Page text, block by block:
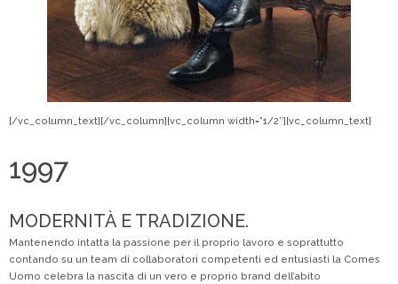
[/vc_column_text][/vc_column][vc_column width=”1/2″][vc_column_text]
1997
MODERNITÀ E TRADIZIONE.
Mantenendo intatta la passione per il proprio lavoro e soprattutto
contando su un team di collaboratori competenti ed entusiasti la Comes
Uomo celebra la nascita di un vero e proprio brand dell’abito